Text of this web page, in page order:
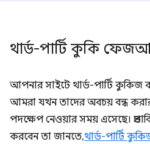
থার্ড-পার্টি কুকি
আপনার সাইটে থার্ড-পার্টি কুকিজ
আমরা যখন তাদের অবচয় বন্ধ
পদক্ষেপ নেওয়ার সময় এসেছে।
করবেন তা জানতে,থার্ড-পার্টি